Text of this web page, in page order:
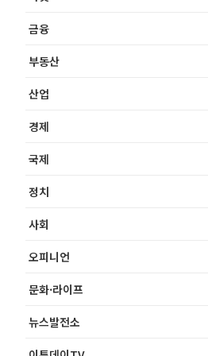
금융
부동산
산업
경제
국제
정치
사회
오피니언
문화·라이프
뉴스발전소